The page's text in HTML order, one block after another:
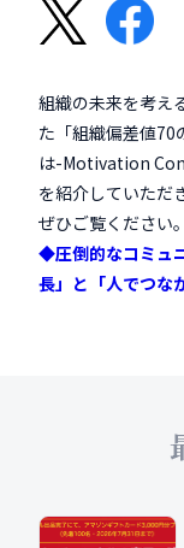
組織の未来を考え
た「組織偏差値70
は-Motivation
を紹介していただ
ぜひご覧ください。
◆圧倒的なコミュ
長」と「人でつな